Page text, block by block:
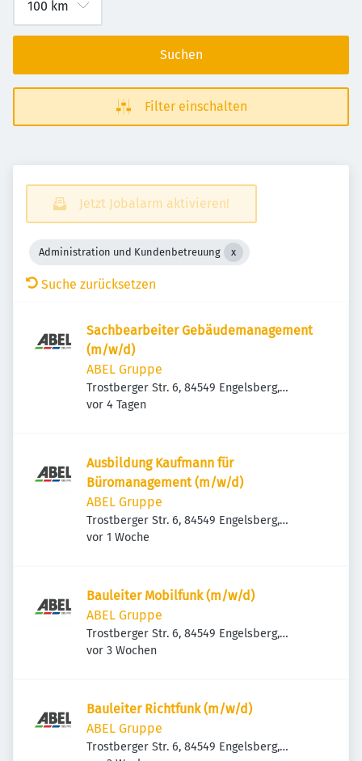
Suchen
Filter einschalten
Jetzt Jobalarm aktivieren!
Administration und Kundenbetreuung
Suche zurücksetzen
Sachbearbeiter Gebäudemanagement
(m/w/d)
ABEL Gruppe
Trostberger Str. 6, 84549 Engelsberg,
Deutschland
Veröffentlicht
vor 4 Tagen
Ausbildung Kaufmann für
Büromanagement (m/w/d)
ABEL Gruppe
Trostberger Str. 6, 84549 Engelsberg,
Deutschland
Veröffentlicht
vor 1 Woche
Bauleiter Mobilfunk (m/w/d)
ABEL Gruppe
Trostberger Str. 6, 84549 Engelsberg,
Deutschland
Veröffentlicht
vor 3 Wochen
Bauleiter Richtfunk (m/w/d)
ABEL Gruppe
Trostberger Str. 6, 84549 Engelsberg,